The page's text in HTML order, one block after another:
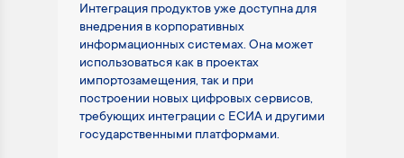
Интеграция продуктов уже доступна для
внедрения в корпоративных
информационных системах. Она может
использоваться как в проектах
импортозамещения, так и при
построении новых цифровых сервисов,
требующих интеграции с ЕСИА и другими
государственными платформами.